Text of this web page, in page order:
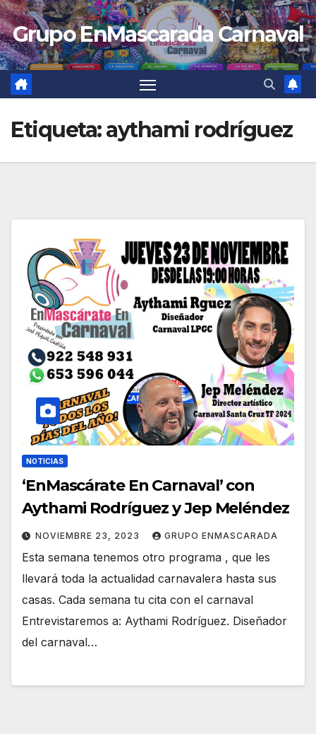
Saltar
al
contenido
Grupo EnMascarada Carnaval
Etiqueta:aythami rodríguez
NOTICIAS
‘EnMascárate En Carnaval’ con
Aythami Rodríguez y Jep Meléndez
NOVIEMBRE 23, 2023 GRUPO ENMASCARADA
Esta semana tenemos otro programa , que les
llevará toda la actualidad carnavalera hasta sus
casas. Cada semana tu cita con el carnaval
Entrevistaremos a: Aythami Rodríguez. Diseñador
del carnaval…